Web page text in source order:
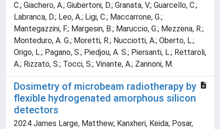
C.; Giachero, A.; Giubertoni, D.; Granata, V.; Guarcello, C.;
Labranca, D.; Leo, A.; Ligi, C.; Maccarrone, G.;
Mantegazzini, F.; Margesin, B.; Maruccio, G.; Mezzena, R.;
Monteduro, A. G.; Moretti, R.; Nucciotti, A.; Oberto, L.;
Origo, L.; Pagano, S.; Piedjou, A. S.; Piersanti, L.; Rettaroli,
A.; Rizzato, S.; Tocci, S.; Vinante, A.; Zannoni, M.
Dosimetry of microbeam radiotherapy by
flexible hydrogenated amorphous silicon
detectors
2024 James Large, Matthew; Kanxheri, Keida; Posar,